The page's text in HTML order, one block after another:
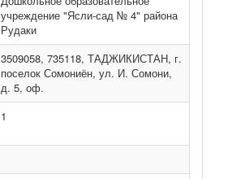
учреждение "Ясли-сад № 4" района
Рудаки
3509058, 735118, ТАДЖИКИСТАН, г.
поселок Сомониён, ул. И. Сомони,
д. 5, оф.
1